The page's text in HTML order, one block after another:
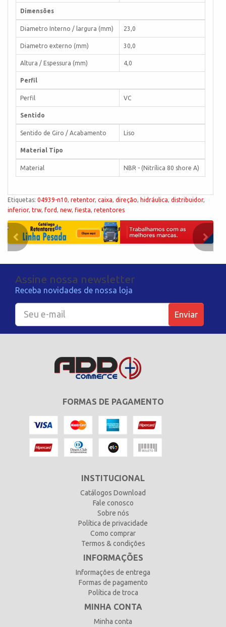
Dimensões
Diametro Interno / largura (mm) 23,0
Diametro externo (mm) 30,0
Altura / Espessura (mm) 4,0
Perfil
Perfil VC
Sentido
Sentido de Giro / Acabamento Liso
Material Tipo
Material NBR - (Nitrílica 80 shore A)
Etiquetas: 04939-n10, retentor, caixa, direção, hidráulica, distribuidor,
inferior, trw, ford, new, fiesta, retentores
Assine nossa newsletter
Receba novidades de nossa loja
Enviar
FORMAS DE PAGAMENTO
INSTITUCIONAL
Catálogos Download
Fale conosco
Sobre nós
Política de privacidade
Como comprar
Termos & condições
INFORMAÇÕES
Informações de entrega
Formas de pagamento
Política de troca
MINHA CONTA
Minha conta